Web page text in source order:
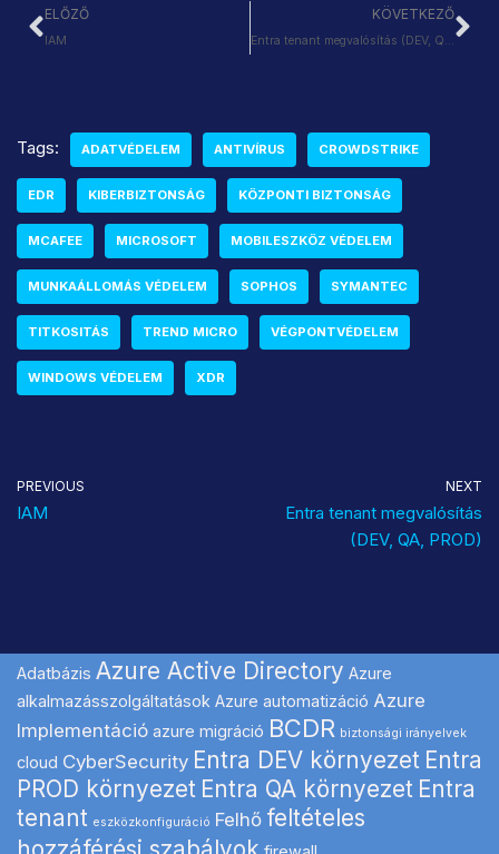
ELŐZŐ
IAM
KÖVETKEZŐ
Entra tenant megvalósítás (DEV, QA, PROD)
Tags: ADATVÉDELEM ANTIVÍRUS CROWDSTRIKE
EDR KIBERBIZTONSÁG KÖZPONTI BIZTONSÁG
MCAFEE MICROSOFT MOBILESZKÖZ VÉDELEM
MUNKAÁLLOMÁS VÉDELEM SOPHOS SYMANTEC
TITKOSITÁS TREND MICRO VÉGPONTVÉDELEM
WINDOWS VÉDELEM XDR
PREVIOUS
IAM
NEXT
Entra tenant megvalósítás
(DEV, QA, PROD)
Adatbázis Azure Active Directory Azure
alkalmazásszolgáltatások Azure automatizáció Azure
Implementáció azure migráció BCDR biztonsági irányelvek
cloud CyberSecurity Entra DEV környezet Entra
PROD környezet Entra QA környezet Entra
tenant eszközkonfiguráció Felhő feltételes